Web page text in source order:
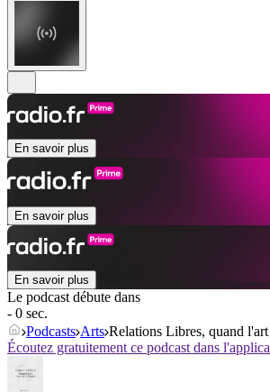
En savoir plus
En savoir plus
En savoir plus
Le podcast débute dans
- 0 sec.
Podcasts Arts Relations Libres, quand
Écoutez gratuitement ce podcast dans